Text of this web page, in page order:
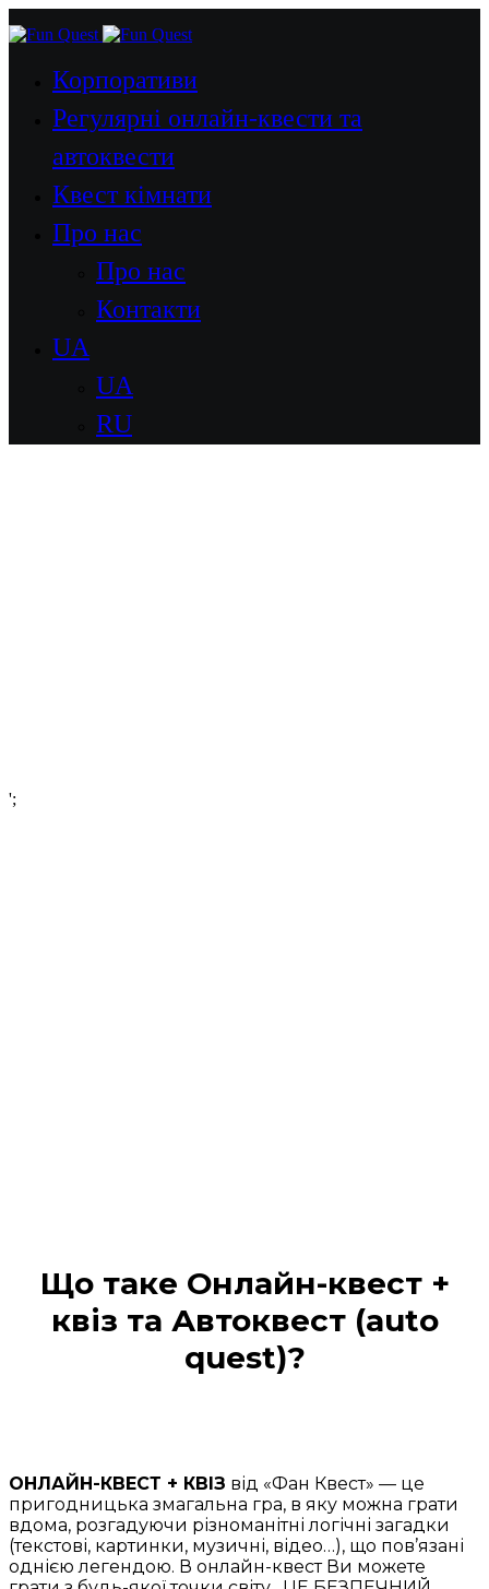
Корпоративи
Регулярні онлайн-квести та
автоквести
Квест кімнати
Про нас
Про нас
Контакти
UA
UA
RU
';
Що таке Онлайн-квест +
квіз та Автоквест (auto
quest)?
ОНЛАЙН-КВЕСТ + КВІЗ від «Фан Квест» — це
пригодницька змагальна гра, в яку можна грати
вдома, розгадуючи різноманітні логічні загадки
(текстові, картинки, музичні, відео…), що пов’язані
однією легендою. В онлайн-квест Ви можете